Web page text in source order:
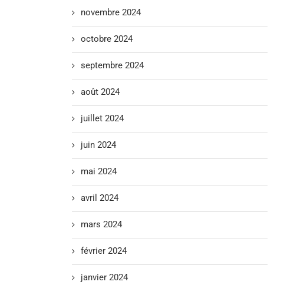
novembre 2024
octobre 2024
septembre 2024
août 2024
juillet 2024
juin 2024
mai 2024
avril 2024
mars 2024
février 2024
janvier 2024